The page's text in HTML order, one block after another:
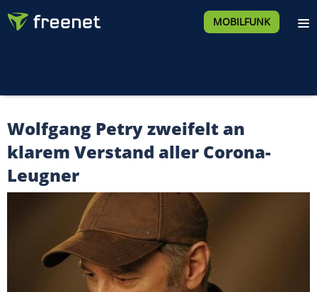
MOBILFUNK
Wolfgang Petry zweifelt an
klarem Verstand aller Corona-
Leugner